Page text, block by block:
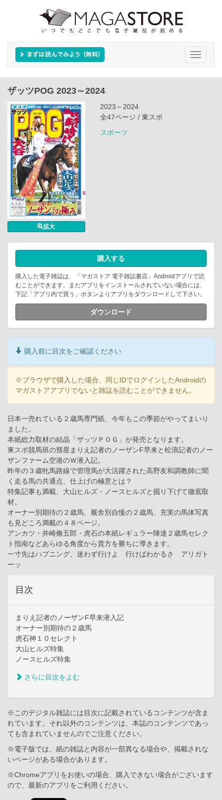
Toggle
ザッツPOG 2023～2024
拡大
2023～2024
全47ページ / 東スポ
スポーツ
購入する
購入した電子雑誌は、「マガストア 電子雑誌書店」Androidアプリで読
むことができます。まだアプリをインストールされていない場合には、
下記「アプリ内で買う」ボタンよりアプリをダウンロードして下さい。
ダウンロード
購入前に目次をご確認ください
※ブラウザで購入した場合、同じIDでログインしたAndroidの
マガストアアプリでないと雑誌を読むことができません。
日本一売れている２歳馬専門紙、今年もこの季節がやってまいり
ました。
本紙総力取材の結晶「ザッツＰＯＧ」が発売となります。
東スポ競馬班の彗星まりえ記者のノーザンF早来と松浪記者のノー
ザンファーム空港のＷ潜入記。
昨年の３歳牝馬路線で管理馬が大活躍された高野友和調教師に聞
く走る馬の共通点、仕上げの極意とは？
特集記事も満載、大山ヒルズ・ノースヒルズと掘り下げて徹底取
材。
オーナー別期待の２歳馬、厩舎別自慢の２歳馬、充実の馬体写真
も見どころ満載の４８ページ。
アンカツ・井崎脩五郎・虎石の本紙レギュラー陣達２歳馬セレク
ト指南などあらゆる角度から貴方を勝ちに導きます。
一寸先はハプニング、迷わず行けよ 行けばわかるさ アリガト
ーッ
目次
まりえ記者のノーザンF早来潜入記
オーナー別期待の２歳馬
虎石神１０セレクト
大山ヒルズ特集
ノースヒルズ特集
さらに目次をよむ
※このデジタル雑誌には目次に記載されているコンテンツが含ま
れています。それ以外のコンテンツは、本誌のコンテンツであっ
ても含まれていませんのでご注意ください。
※電子版では、紙の雑誌と内容が一部異なる場合や、掲載されな
いページがある場合があります。
※Chromeアプリをお使いの場合、購入できない場合がございます
ので、最新のアプリをご利用ください。